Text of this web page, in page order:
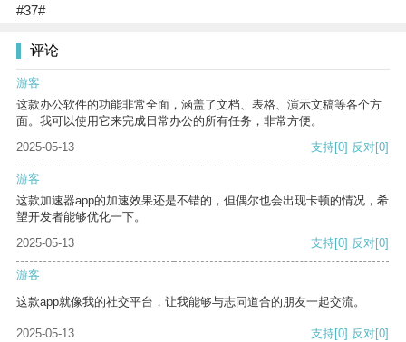
#37#
评论
游客
这款办公软件的功能非常全面，涵盖了文档、表格、演示文稿等各个方
面。我可以使用它来完成日常办公的所有任务，非常方便。
2025-05-13
支持[0] 反对[0]
游客
这款加速器app的加速效果还是不错的，但偶尔也会出现卡顿的情况，希
望开发者能够优化一下。
2025-05-13
支持[0] 反对[0]
游客
这款app就像我的社交平台，让我能够与志同道合的朋友一起交流。
2025-05-13 支持[0] 反对[0]